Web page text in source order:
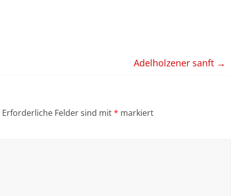
Adelholzener sanft →
Erforderliche Felder sind mit* markiert